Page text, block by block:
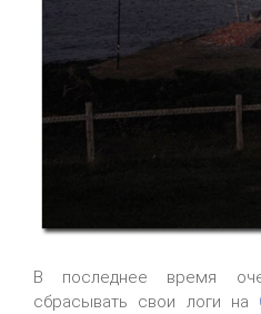
В последнее время
сбрасывать свои логи на